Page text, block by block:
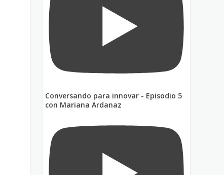
Conversando para innovar - Episodio 5
con Mariana Ardanaz